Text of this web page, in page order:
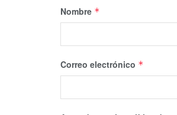
Nombre *
Correo electrónico *